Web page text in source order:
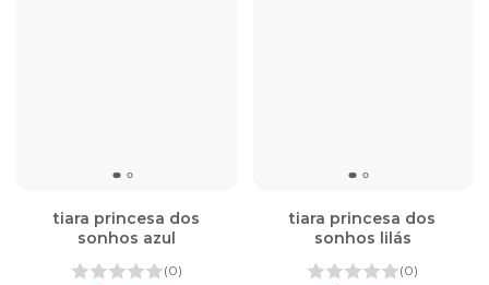
tiara princesa dos
sonhos azul
(0)
tiara princesa dos
sonhos lilás
(0)